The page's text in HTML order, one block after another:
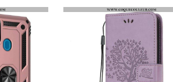
HOUSSE SAMSUNG GALAXY M21 CLASSIQUE